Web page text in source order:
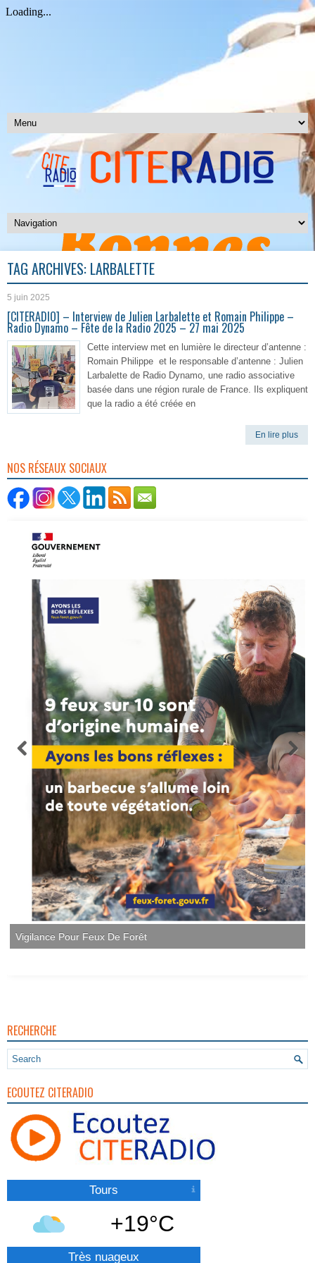
TAG ARCHIVES: LARBALETTE
5 juin 2025
[CITERADIO] – Interview de Julien Larbalette et Romain Philippe –
Radio Dynamo – Fête de la Radio 2025 – 27 mai 2025
Cette interview met en lumière le directeur d’antenne :
Romain Philippe et le responsable d’antenne : Julien
Larbalette de Radio Dynamo, une radio associative
basée dans une région rurale de France. Ils expliquent
que la radio a été créée en
En lire plus
NOS RÉSEAUX SOCIAUX
Vigilance Pour Feux De Forêt
RECHERCHE
ECOUTEZ CITERADIO
Tours
+19°C
Très nuageux